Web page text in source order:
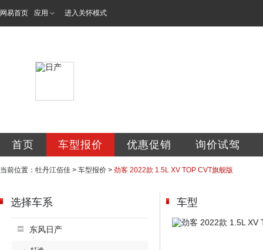
网易首页 应用 进入关怀模式
首页 车型报价 优惠促销 询价试驾
当前位置： 牡丹江佰佳 > 车型报价 > 劲客 2022款 1.5L XV TOP CVT旗舰版
选择车系
东风日产
车型